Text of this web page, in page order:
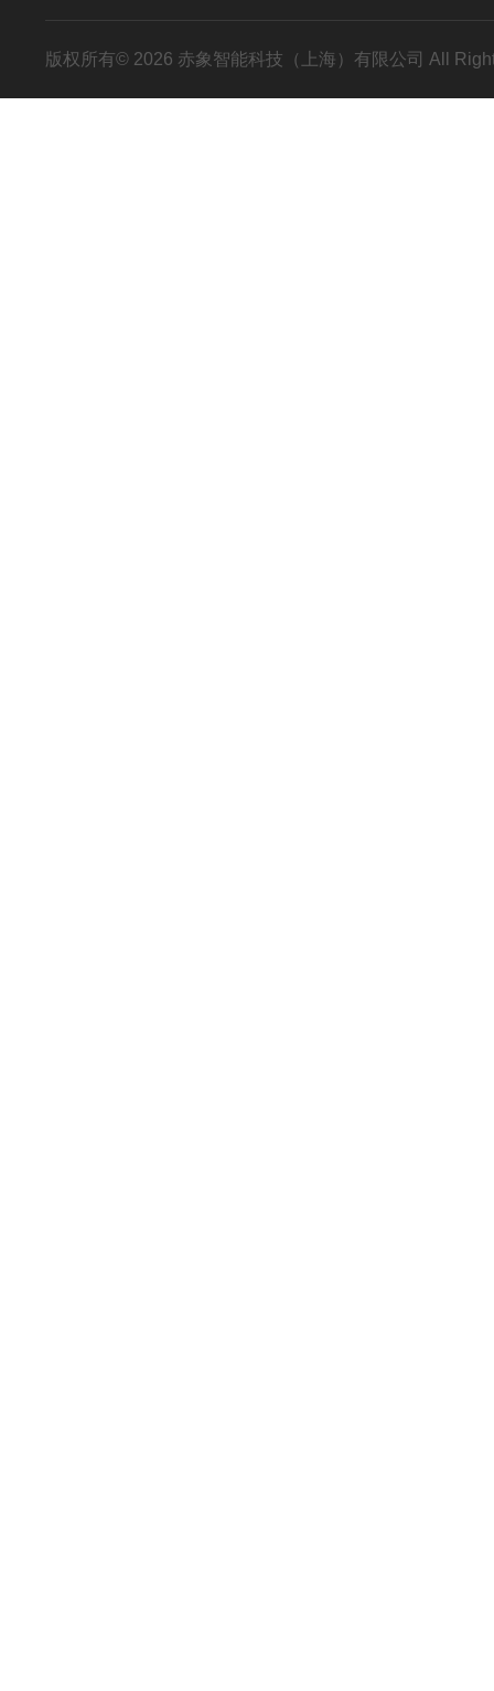
版权所有© 2026 赤象智能科技（上海）有限公司 All